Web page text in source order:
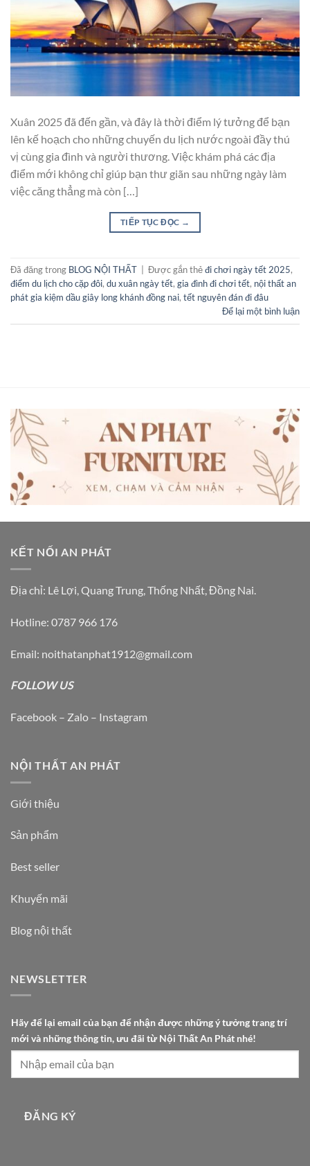
Xuân 2025 đã đến gần, và đây là thời điểm lý tưởng để bạn
lên kế hoạch cho những chuyến du lịch nước ngoài đầy thú
vị cùng gia đình và người thương. Việc khám phá các địa
điểm mới không chỉ giúp bạn thư giãn sau những ngày làm
việc căng thẳng mà còn […]
TIẾP TỤC ĐỌC →
Đã đăng trong BLOG NỘI THẤT Được gắn thẻđi chơi ngày tết 2025,
điểm du lịch cho cặp đôi, du xuân ngày tết, gia đình đi chơi tết, nội thất an
phát gia kiệm dầu giây long khánh đồng nai, tết nguyên đán đi đâu
Để lại một bình luận
KẾT NỐI AN PHÁT
Địa chỉ: Lê Lợi, Quang Trung, Thống Nhất, Đồng Nai.
Hotline: 0787 966 176
Email: noithatanphat1912@gmail.com
FOLLOW US
Facebook – Zalo – Instagram
NỘI THẤT AN PHÁT
Giới thiệu
Sản phẩm
Best seller
Khuyến mãi
Blog nội thất
NEWSLETTER
r
Hãy để lại email của bạn để nhận được những ý tưởng trang trí
mới và những thông tin, ưu đãi từ Nội Thất An Phát nhé!
ĐĂNG KÝ